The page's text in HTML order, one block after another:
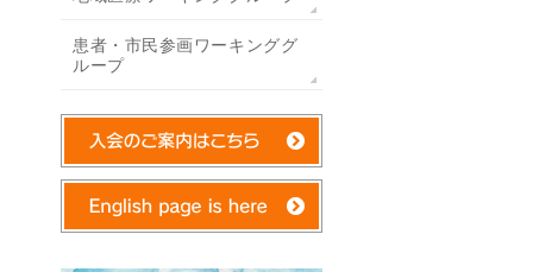
患者・市民参画ワーキンググ
ループ